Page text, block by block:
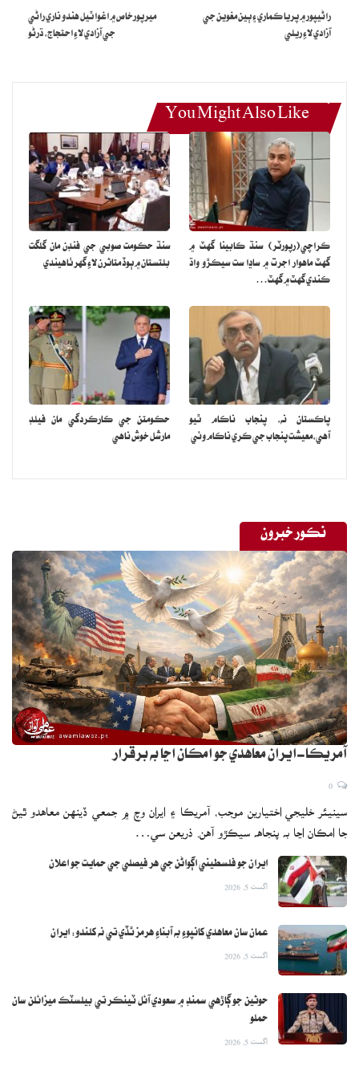
راڻيپور ۾ پريا ڪماري ۽ ٻين مغوين جي
آزادي لاءِ ريلي
ميرپورخاص ۾ اغوا ٿيل هندو ناري راڻي
جي آزادي لاءِ احتجاج، ڌرڻو
You Might Also Like
ڪراچي(رپورٽر) سنڌ ڪابينا گهٽ ۾
گهٽ ماهوار اجرت ۾ ساڍا ست سيڪڙو واڌ
ڪندي گهٽ ۾ گهٽ…
سنڌ حڪومت صوبي جي فنڊن مان گلگت
بلتستان ۾ ٻوڏ متاثرن لاءِ گهر ٺاهيندي
پاڪستان نه، پنجاب ناڪام ٿيو
آهي،معيشت پنجاب جي ڪري ناڪام وئي
حڪومتن جي ڪارڪردگي مان فيلڊ
مارشل خوش ناهي
نڪور خبرون
آمريڪا-ايران معاهدي جو امڪان اڃا به برقرار
سينيئر خليجي اختيارين موجب، آمريڪا ۽ ايران وچ ۾ جمعي ڏينهن معاهدو ٿيڻ
جا امڪان اڃا به پنجاهه سيڪڙو آهن. ذريعن سي…
ايران جو فلسطيني اڳواڻن جي هر فيصلي جي حمايت جو اعلان
اگست 5, 2026
عمان سان معاهدي کانپوءِ به آبناءِ هرمز ٿڏي تي نه کلندو: ايران
اگست 5, 2026
حوثين جو ڳاڙهي سمنڊ ۾ سعودي آئل ٽينڪر تي بيلسٽڪ ميزائلن سان
حملو
اگست 5, 2026